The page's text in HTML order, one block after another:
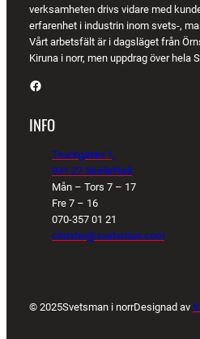
verksamheten drivs vidare med
erfarenhet i industrin inom svets-,
Vårt arbetsfält är i dagsläget från
Kiruna i norr, men uppdrag över hela
Facebook
INFO
Truckgatan 1,
931 27 Skellefteå
Mån – Tors 7 – 17
Fre 7 – 16
070-357 01 21
christer@svetsman.com
© 2025Svetsman i norrDesignad av